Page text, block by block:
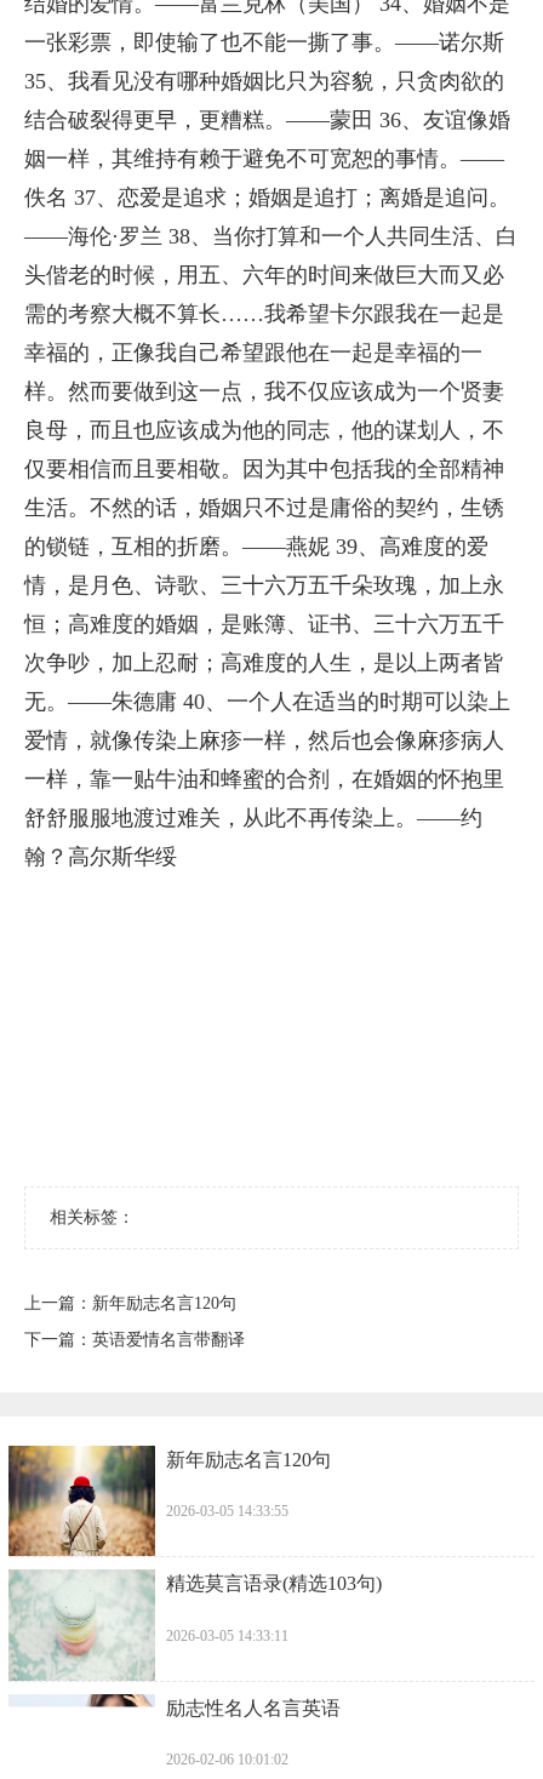
一张彩票，即使输了也不能一撕了事。——诺尔斯
35、我看见没有哪种婚姻比只为容貌，只贪肉欲的
结合破裂得更早，更糟糕。——蒙田 36、友谊像婚
姻一样，其维持有赖于避免不可宽恕的事情。——
佚名 37、恋爱是追求；婚姻是追打；离婚是追问。
——海伦·罗兰 38、当你打算和一个人共同生活、白
头偕老的时候，用五、六年的时间来做巨大而又必
需的考察大概不算长……我希望卡尔跟我在一起是
幸福的，正像我自己希望跟他在一起是幸福的一
样。然而要做到这一点，我不仅应该成为一个贤妻
良母，而且也应该成为他的同志，他的谋划人，不
仅要相信而且要相敬。因为其中包括我的全部精神
生活。不然的话，婚姻只不过是庸俗的契约，生锈
的锁链，互相的折磨。——燕妮 39、高难度的爱
情，是月色、诗歌、三十六万五千朵玫瑰，加上永
恒；高难度的婚姻，是账簿、证书、三十六万五千
次争吵，加上忍耐；高难度的人生，是以上两者皆
无。——朱德庸 40、一个人在适当的时期可以染上
爱情，就像传染上麻疹一样，然后也会像麻疹病人
一样，靠一贴牛油和蜂蜜的合剂，在婚姻的怀抱里
舒舒服服地渡过难关，从此不再传染上。——约
翰？高尔斯华绥
相关标签：
上一篇： 新年励志名言120句
下一篇： ​英语爱情名言带翻译
新年励志名言120句
2026-03-05 14:33:55
​精选莫言语录(精选103句)
2026-03-05 14:33:11
​励志性名人名言英语
2026-02-06 10:01:02